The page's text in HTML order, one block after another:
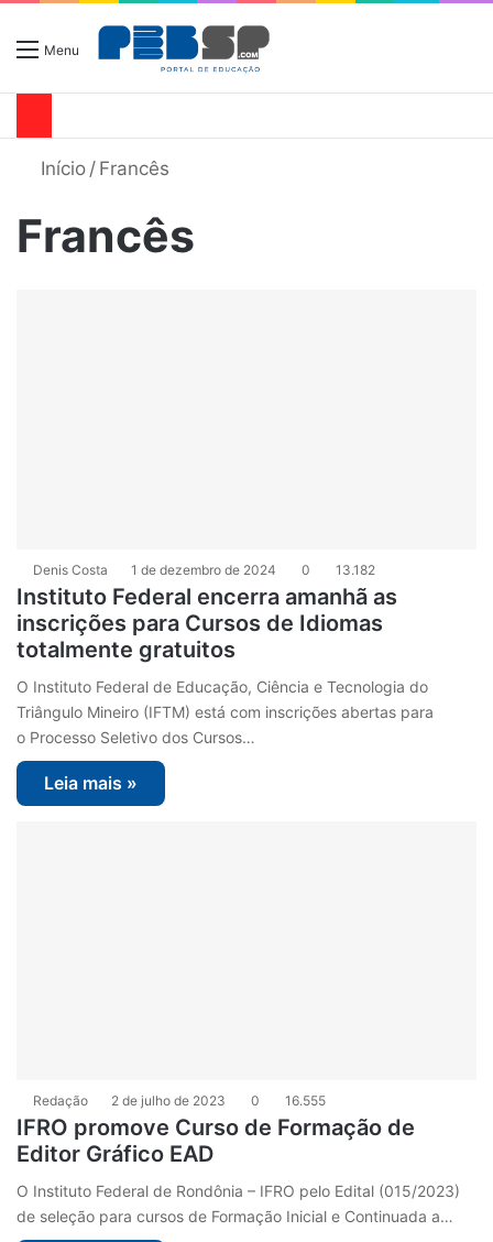
Menu
Início / Francês
Francês
Denis Costa 1 de dezembro de 2024 0 13.182
Instituto Federal encerra amanhã as
inscrições para Cursos de Idiomas
totalmente gratuitos
O Instituto Federal de Educação, Ciência e Tecnologia do
Triângulo Mineiro (IFTM) está com inscrições abertas para
o Processo Seletivo dos Cursos…
Leia mais »
Redação 2 de julho de 2023 0 16.555
IFRO promove Curso de Formação de
Editor Gráfico EAD
O Instituto Federal de Rondônia – IFRO pelo Edital (015/2023)
de seleção para cursos de Formação Inicial e Continuada a…